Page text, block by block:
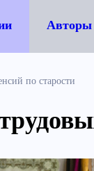
Авторы
по старости